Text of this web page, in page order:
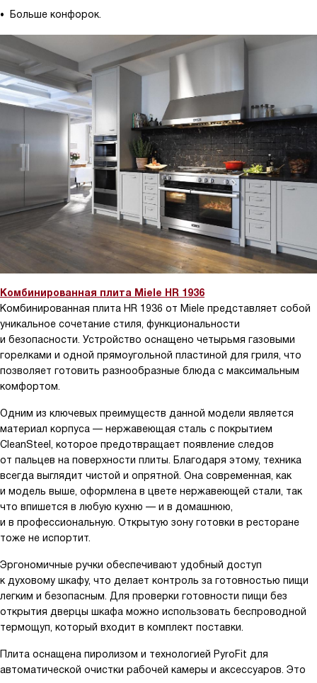
Больше конфорок.
Комбинированная плита Miele HR 1936
Комбинированная плита HR 1936 от Miele представляет собой
уникальное сочетание стиля, функциональности
и безопасности. Устройство оснащено четырьмя газовыми
горелками и одной прямоугольной пластиной для гриля, что
позволяет готовить разнообразные блюда с максимальным
комфортом.
Одним из ключевых преимуществ данной модели является
материал корпуса — нержавеющая сталь с покрытием
CleanSteel, которое предотвращает появление следов
от пальцев на поверхности плиты. Благодаря этому, техника
всегда выглядит чистой и опрятной. Она современная, как
и модель выше, оформлена в цвете нержавеющей стали, так
что впишется в любую кухню — и в домашнюю,
и в профессиональную. Открытую зону готовки в ресторане
тоже не испортит.
Эргономичные ручки обеспечивают удобный доступ
к духовому шкафу, что делает контроль за готовностью пищи
легким и безопасным. Для проверки готовности пищи без
открытия дверцы шкафа можно использовать беспроводной
термощуп, который входит в комплект поставки.
Плита оснащена пиролизом и технологией PyroFit для
автоматической очистки рабочей камеры и аксессуаров. Это